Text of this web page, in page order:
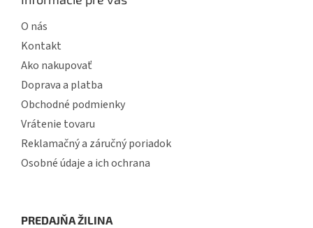
O nás
Kontakt
Ako nakupovať
Doprava a platba
Obchodné podmienky
Vrátenie tovaru
Reklamačný a záručný poriadok
Osobné údaje a ich ochrana
PREDAJŇA ŽILINA